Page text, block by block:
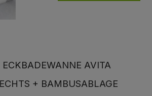
AVITA
+ BAMBUSABLAGE